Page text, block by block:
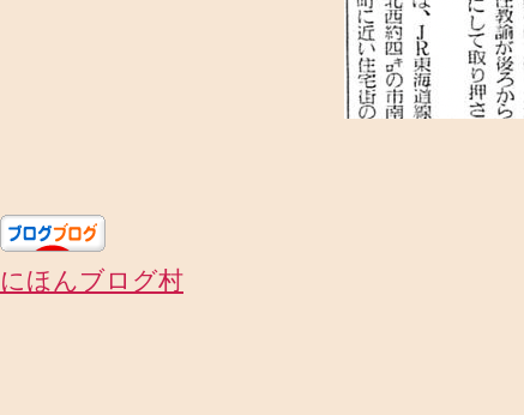
にほんブログ村